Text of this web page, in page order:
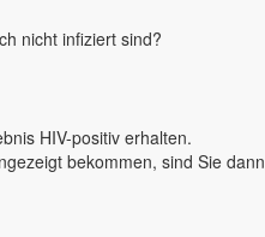
nicht infiziert sind?
HIV-positiv erhalten.
bekommen, sind Sie dann